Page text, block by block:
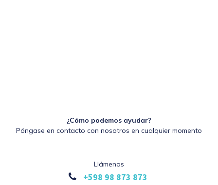
¿Cómo podemos ayudar?
Póngase en contacto con nosotros en cualquier momento
Llámenos
+598 98 873 873